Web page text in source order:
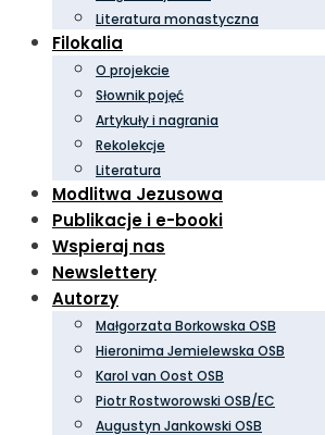
Literatura monastyczna
Filokalia
O projekcie
Słownik pojęć
Artykuły i nagrania
Rekolekcje
Literatura
Modlitwa Jezusowa
Publikacje i e-booki
Wspieraj nas
Newslettery
Autorzy
Małgorzata Borkowska OSB
Hieronima Jemielewska OSB
Karol van Oost OSB
Piotr Rostworowski OSB/EC
Augustyn Jankowski OSB